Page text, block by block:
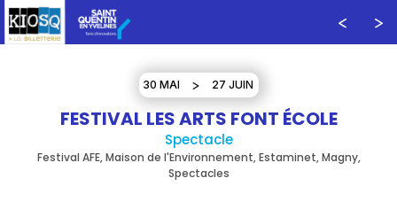
30 MAI 27 JUIN
FESTIVAL LES ARTS FONT ÉCOLE
Spectacle
Festival AFE, Maison de l'Environnement, Estaminet, Magny,
Spectacles